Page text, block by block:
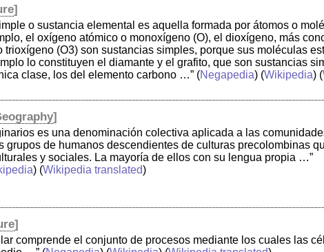
]
o sustancia elemental es aquella formada por átomos o
el oxígeno atómico o monoxígeno (O), el dioxígeno, más
trioxígeno (O3) son sustancias simples, porque sus moléculas
lo constituyen el diamante y el grafito, que son sustancias
clase, los del elemento carbono …” (Negapedia) (Wikipedia) (
]
es una denominación colectiva aplicada a las
grupos de humanos descendientes de culturas precolombinas
y sociales. La mayoría de ellos con su lengua propia …”
) (Wikipedia translated)
]
comprende el conjunto de procesos mediante los cuales las